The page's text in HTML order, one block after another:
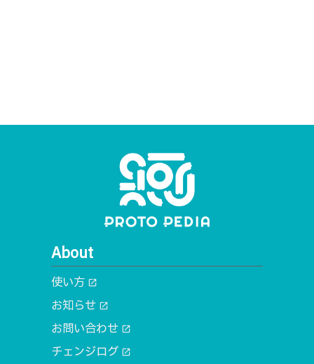
About
使い方 open_in_new
お知らせ open_in_new
お問い合わせ open_in_new
チェンジログ open_in_new